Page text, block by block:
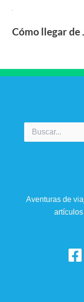
Cómo llegar de
Buscar
por:
Aventuras de